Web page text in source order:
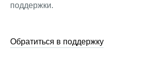
поддержки.
Обратиться в поддержку